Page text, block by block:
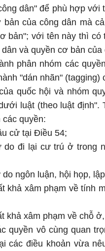
dân" để phù hợp
bản của công dân mà
bản"; với tên này thì
dân và quyền cơ bản
phân nhóm các
"dán nhãn"
quốc hội và nhóm
luật (theo luật định".
các quyền:
cử tại Điều 54;
do đi lại cư trú ở trong
ngôn luận, hội họp,
khả xâm phạm về tính
khả xâm phạm về chỗ
quyền vô cùng quan
các điều khoản vừa